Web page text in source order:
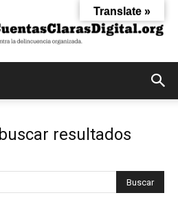
buscar resultados
Translate »